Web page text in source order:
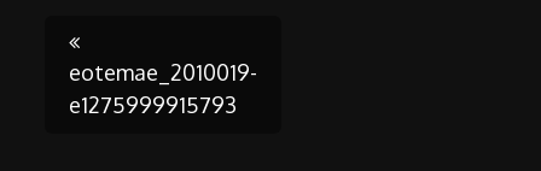
Post
eotemae_2010019-
e1275999915793